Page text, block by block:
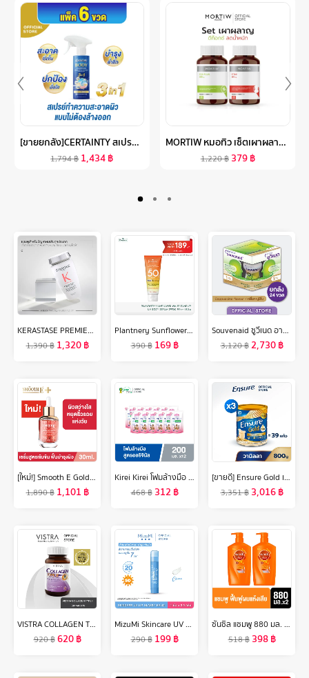
[ขายยกลัง]CERTAINTY สเปรย์ทำความสะอาดผิวแบบไม่ต้องล้างออกเซอร์เทนตี้ ขนาด 350 ML. X6 ขวด
1,794฿ 1,434฿
MORTIW หมอทิว เซ็ตเผาผลาญ 30 แคปซูล
1,220฿ 379฿
KERASTASE PREMIERE แชมพูสำหรับปัญหาผมเสียทุกประเภท บำรุงล้ำลึก พร้อมเชื่อมแกนเคราติน คืนความแข็งแรงกลับสู่เส้นผมถึง 99% 250มล. PREMIERE SHAMPOO FOR ALL TYPES OF DAMAGED HAIR 250ML (เคเรสตาส,ผมเสีย,ผมทำเคมี,ผมกลับมาสวย,ผมสวย,ผมแข็งแรง,ยาสระผม)
1,390฿ 1,320฿
Plantnery Sunflower White Tone Up UV Body Serum SPF50 PA+++ 180 g
390฿ 169฿
Souvenaid ซูวีเนด อาหารสำหรับผู้ที่มีอาการอัลไซเมอร์ระยะเริ่มแรก กลิ่นคาปูชิโน ยกลัง (24 ขวดx125มล.) (อาหารทางการแพทย์)
3,120฿2,730฿
[ใหม่!] Smooth E Gold 24k Glow Booster Anti-Aging Serum 30ml. ลดเลือนริ้วรอยร่องลึก ลดเลือนฝ้าแดดสะสม
1,890฿ 1,101 ฿
Kirei Kirei โฟมล้างมือ คิเรอิ คิเรอิ กลิ่นออริจินอล Original ชนิดถุงเติม 200 ml 12 ถุง
468฿ 312฿
[ขายดี] Ensure Gold เอนชัวร์ โกลด์ กลิ่นวานิลลา 800g 3 กระป๋อง Ensure Gold Vanilla 800g x3
3,351฿ 3,016฿
VISTRA COLLAGEN TYPE II (30 Caps) วิสทร้า คอลลาเจน ไทพ์ทู ( 30 เม็ด )
920฿620฿
MizuMi Skincare UV Lip Glassy Balm 3.5g ลิปบาล์มกันแดด SPF50+ PA++++ ลดปากคล้ำ ปากดูอมชมพู ชุ่มชื้นยาวนาน
290฿ 199฿
ซันซิล แชมพู 880 มล. Sunsilk Shampoo 880 ml. ( ยาสระผม ครีมสระผม แชมพู shampoo ) ของแท้
518฿ 398฿